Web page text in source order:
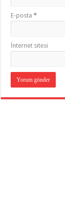
E-posta*
İnternet sitesi